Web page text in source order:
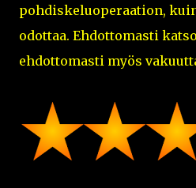
pohdiskeluoperaation,
odottaa. Ehdottomasti
ehdottomasti myös